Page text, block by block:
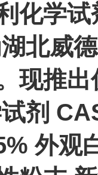
化学
北威
现推
剂
外观